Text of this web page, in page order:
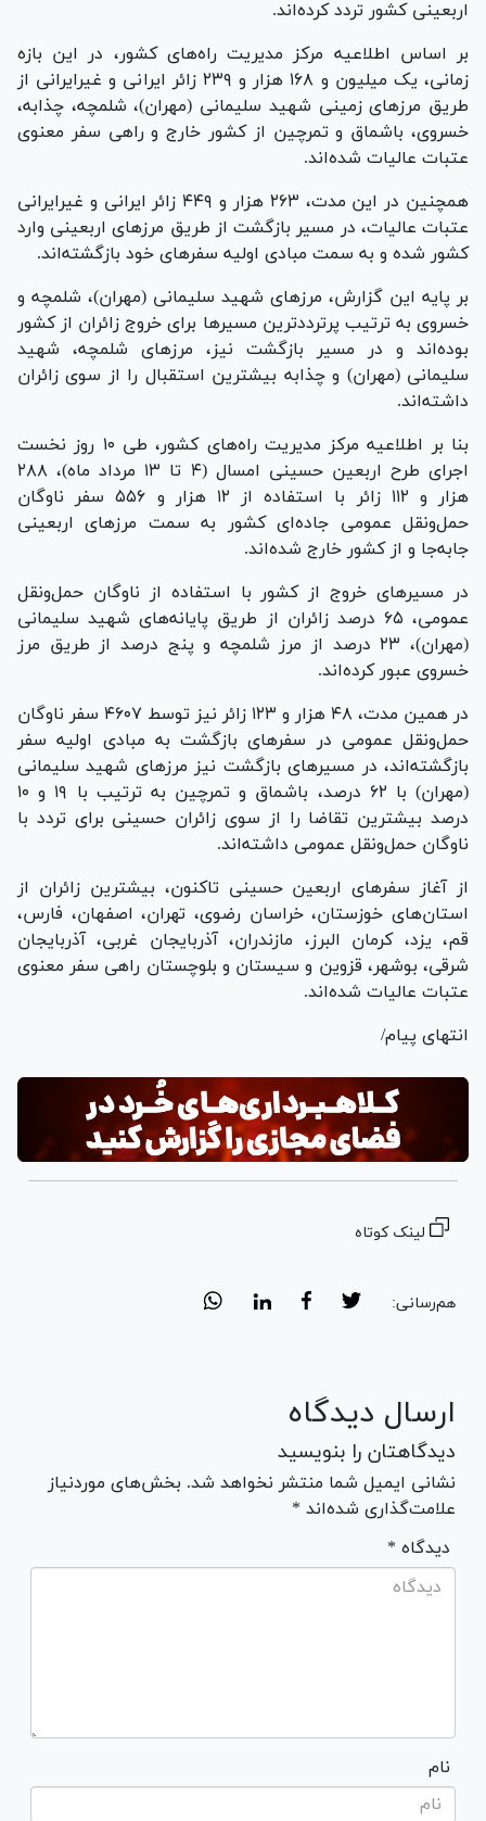
اربعینی کشور تردد کرده‌اند.
بر اساس اطلاعیه مرکز مدیریت راه‌های کشور، در این بازه
زمانی، یک میلیون و ۱۶۸ هزار و ۲۳۹ زائر ایرانی و غیرایرانی از
طریق مرز‌های زمینی شهید سلیمانی (مهران)، شلمچه، چذابه،
خسروی، باشماق و تمرچین از کشور خارج و راهی سفر معنوی
عتبات عالیات شده‌اند.
همچنین در این مدت، ۲۶۳ هزار و ۴۴۹ زائر ایرانی و غیرایرانی
عتبات عالیات، در مسیر بازگشت از طریق مرز‌های اربعینی وارد
کشور شده و به سمت مبادی اولیه سفر‌های خود بازگشته‌اند.
بر پایه این گزارش، مرز‌های شهید سلیمانی (مهران)، شلمچه و
خسروی به ترتیب پرترددترین مسیر‌ها برای خروج زائران از کشور
بوده‌اند و در مسیر بازگشت نیز، مرز‌های شلمچه، شهید
سلیمانی (مهران) و چذابه بیشترین استقبال را از سوی زائران
داشته‌اند.
بنا بر اطلاعیه مرکز مدیریت راه‌های کشور، طی ۱۰ روز نخست
اجرای طرح اربعین حسینی امسال (۴ تا ۱۳ مرداد ماه)، ۲۸۸
هزار و ۱۱۲ زائر با استفاده از ۱۲ هزار و ۵۵۶ سفر ناوگان
حمل‌ونقل عمومی جاده‌ای کشور به سمت مرز‌های اربعینی
جابه‌جا و از کشور خارج شده‌اند.
در مسیر‌های خروج از کشور با استفاده از ناوگان حمل‌ونقل
عمومی، ۶۵ درصد زائران از طریق پایانه‌های شهید سلیمانی
(مهران)، ۲۳ درصد از مرز شلمچه و پنج درصد از طریق مرز
خسروی عبور کرده‌اند.
در همین مدت، ۴۸ هزار و ۱۲۳ زائر نیز توسط ۴۶۰۷ سفر ناوگان
حمل‌ونقل عمومی در سفر‌های بازگشت به مبادی اولیه سفر
بازگشته‌اند، در مسیر‌های بازگشت نیز مرز‌های شهید سلیمانی
(مهران) با ۶۲ درصد، باشماق و تمرچین به ترتیب با ۱۹ و ۱۰
درصد بیشترین تقاضا را از سوی زائران حسینی برای تردد با
ناوگان حمل‌ونقل عمومی داشته‌اند.
از آغاز سفر‌های اربعین حسینی تاکنون، بیشترین زائران از
استان‌های خوزستان، خراسان رضوی، تهران، اصفهان، فارس،
قم، یزد، کرمان البرز، مازندران، آذربایجان غربی، آذربایجان
شرقی، بوشهر، قزوین و سیستان و بلوچستان راهی سفر معنوی
عتبات عالیات شده‌اند.
انتهای پیام/
لینک کوتاه
هم‌رسانی:
ارسال دیدگاه
دیدگاهتان را بنویسید
نشانی ایمیل شما منتشر نخواهد شد. بخش‌های موردنیاز
علامت‌گذاری شده‌اند *
* دیدگاه
نام